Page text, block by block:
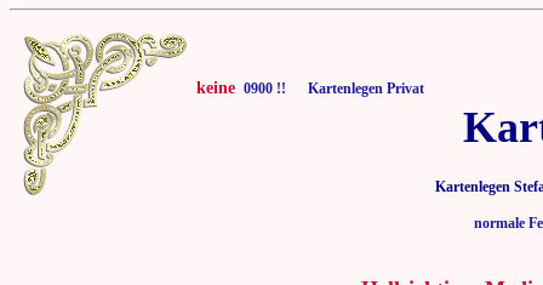
keine 0900 !! Kartenlegen Privat
Kartenlegen
normale